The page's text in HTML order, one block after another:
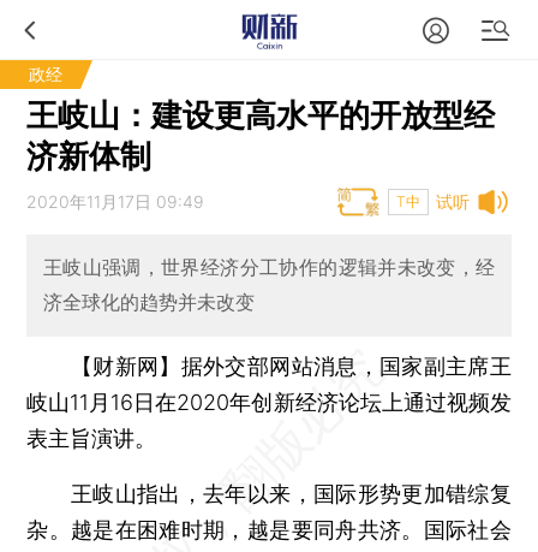
政经
王岐山：建设更高水平的开放型经
济新体制
试听
2020年11月17日 09:49 T中
王岐山强调，世界经济分工协作的逻辑并未改变，经
济全球化的趋势并未改变
【财新网】 据外交部网站消息，国家副主席王
岐山11月16日在2020年创新经济论坛上通过视频发
表主旨演讲。
王岐山指出，去年以来，国际形势更加错综复
杂。越是在困难时期，越是要同舟共济。国际社会